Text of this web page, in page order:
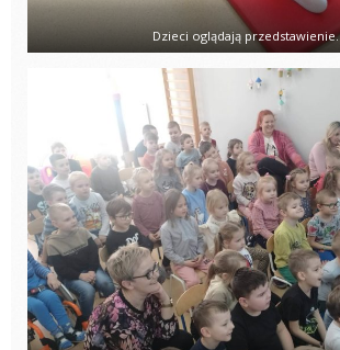
Dzieci oglądają przedstawienie.